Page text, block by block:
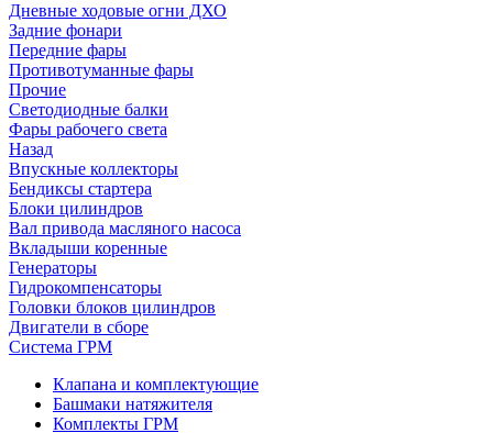
Дневные ходовые огни ДХО
Задние фонари
Передние фары
Противотуманные фары
Прочие
Светодиодные балки
Фары рабочего света
Назад
Впускные коллекторы
Бендиксы стартера
Блоки цилиндров
Вал привода масляного насоса
Вкладыши коренные
Генераторы
Гидрокомпенсаторы
Головки блоков цилиндров
Двигатели в сборе
Система ГРМ
Клапана и комплектующие
Башмаки натяжителя
Комплекты ГРМ